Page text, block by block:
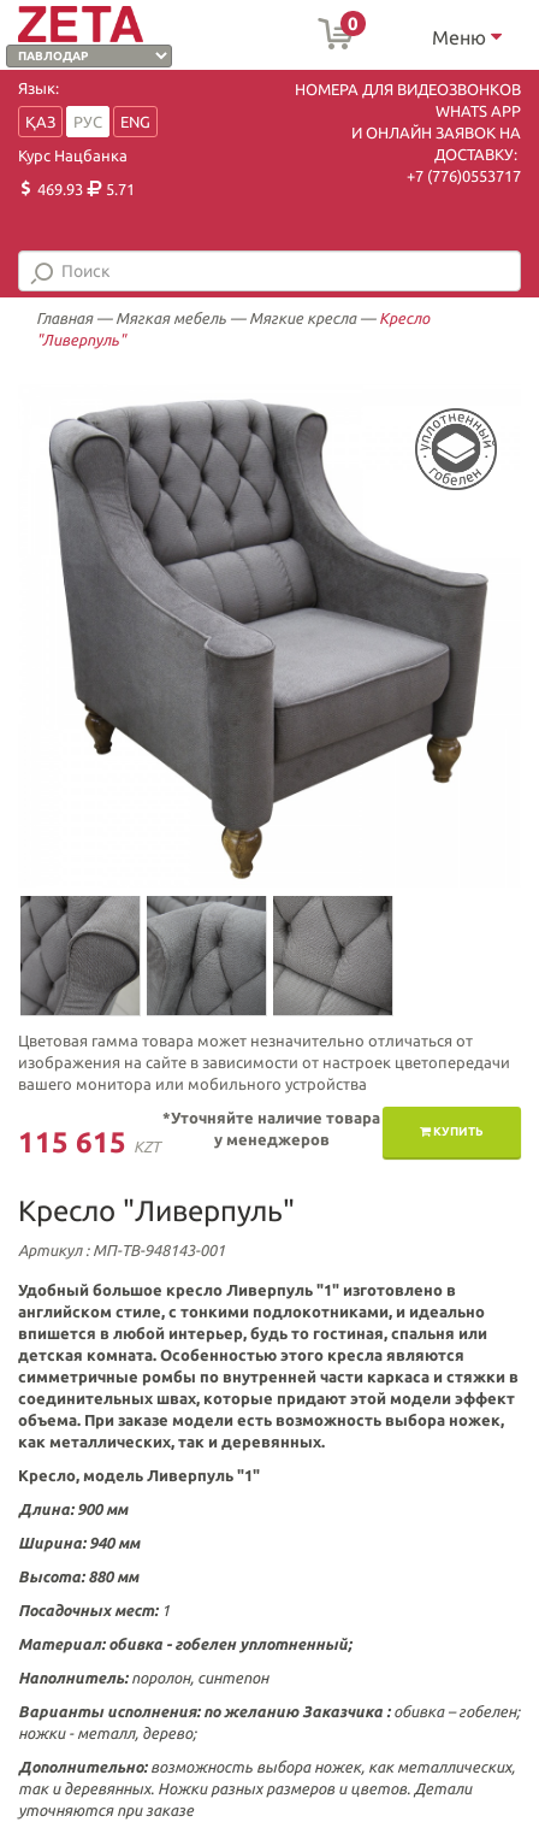
0
Меню
Язык:
ҚАЗ
РУС
ENG
Курс Нацбанка
469.93
5.71
НОМЕРА ДЛЯ ВИДЕОЗВОНКОВ
WHATS APP
И ОНЛАЙН ЗАЯВОК НА
ДОСТАВКУ:
+7 (776)0553717
Главная— Мягкая мебель — Мягкие кресла— Кресло
"Ливерпуль"
Цветовая гамма товара может незначительно отличаться от
изображения на сайте в зависимости от настроек цветопередачи
вашего монитора или мобильного устройства
115 615 KZT
КУПИТЬ
*Уточняйте наличие товара
у менеджеров
Кресло "Ливерпуль"
Артикул: МП-ТВ-948143-001
Удобный большое кресло Ливерпуль "1" изготовлено в
английском стиле, с тонкими подлокотниками, и идеально
впишется в любой интерьер, будь то гостиная, спальня или
детская комната. Особенностью этого кресла являются
симметричные ромбы по внутренней части каркаса и стяжки в
соединительных швах, которые придают этой модели эффект
объема. При заказе модели есть возможность выбора ножек,
как металлических, так и деревянных.
Кресло, модель Ливерпуль "1"
Длина: 900 мм
Ширина: 940 мм
Высота: 880 мм
Посадочных мест:1
Материал: обивка - гобелен уплотненный;
Наполнитель:поролон, синтепон
Варианты исполнения: по желанию Заказчика : обивка – гобелен;
ножки - металл, дерево;
Дополнительно:возможность выбора ножек, как металлических,
так и деревянных. Ножки разных размеров и цветов. Детали
уточняются при заказе